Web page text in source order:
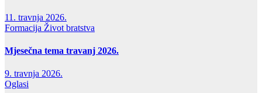
11. travnja 2026.
Formacija Život bratstva
Mjesečna tema travanj 2026.
9. travnja 2026.
Oglasi